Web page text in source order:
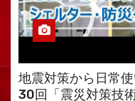
地震対策から日常
30回「震災対策技